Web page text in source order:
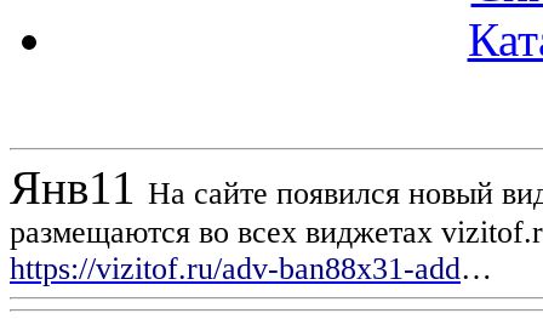
Янв11 На сайте появился новый
размещаются во всех виджетах
https://vizitof.ru/adv-ban88x31-add…